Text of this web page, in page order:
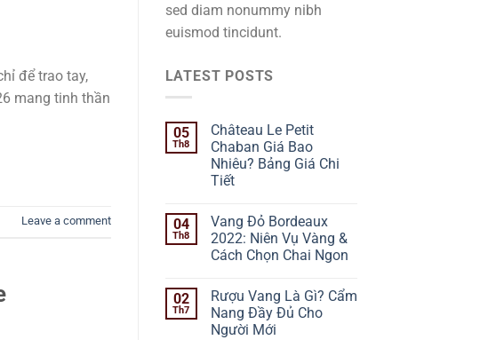
để trao tay,
mang tinh thần
Leave a comment
sed diam nonummy nibh
euismod tincidunt.
LATEST POSTS
05
Th8
Château Le Petit
Chaban Giá Bao
Nhiêu? Bảng Giá Chi
Tiết
04
Th8
Vang Đỏ Bordeaux
2022: Niên Vụ Vàng &
Cách Chọn Chai Ngon
02
Th7
Rượu Vang Là Gì? Cẩm
Nang Đầy Đủ Cho
Người Mới